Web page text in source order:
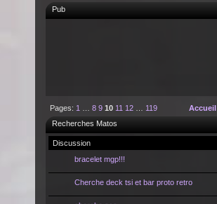
Pub
Pages: 1 8 9 10 11 12 119 Accueil
Recherches Matos
Discussion
bracelet mgp!!!
Cherche deck tsi et bar proto retro